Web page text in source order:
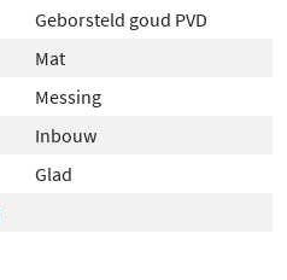
Geborsteld goud PVD
Mat
Messing
Inbouw
Glad